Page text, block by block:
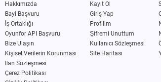
Hakkımızda
Bayi Başvuru
İş Ortaklığı
Oyunfor API Başvuru
Bize Ulaşın
Kişisel Verilerin Korunması
İlan Sözleşmesi
Çerez Politikası
Kayıt Ol
Giriş Yap
Profilim
Şifremi Unuttum
Kullanıcı Sözleşmesi
Site Haritası